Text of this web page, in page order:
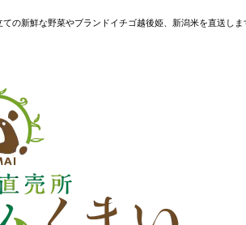
の新鮮な野菜やブランドイチゴ越後姫、新潟米を直送しま